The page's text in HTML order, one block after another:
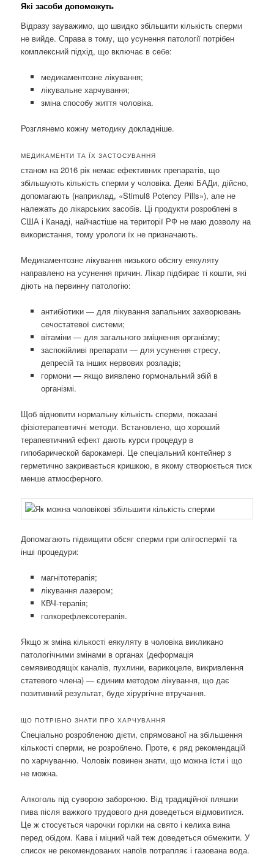
Які засоби допоможуть
Відразу зауважимо, що швидко збільшити кількість сперми
не вийде. Справа в тому, що усунення патології потрібен
комплексний підхід, що включає в себе:
медикаментозне лікування;
лікувальне харчування;
зміна способу життя чоловіка.
Розглянемо кожну методику докладніше.
МЕДИКАМЕНТИ ТА ЇХ ЗАСТОСУВАННЯ
станом на 2016 рік немає ефективних препаратів, що
збільшують кількість сперми у чоловіка. Деякі БАДи, дійсно,
допомагають (наприклад, «Stimul8 Potency Pills»), але не
належать до лікарських засобів. Ці продукти розроблені в
США і Канаді, найчастіше на території РФ не маю дозволу на
використання, тому урологи їх не призначають.
Медикаментозне лікування низького обсягу еякуляту
направлено на усунення причин. Лікар підбирає ті кошти, які
діють на первинну патологію:
антибіотики — для лікування запальних захворювань
сечостатевої системи;
вітаміни — для загального зміцнення організму;
заспокійливі препарати — для усунення стресу,
депресій та інших нервових розладів;
гормони — якщо виявлено гормональний збій в
організмі.
Щоб відновити нормальну кількість сперми, показані
фізіотерапевтичні методи. Встановлено, що хороший
терапевтичний ефект дають курси процедур в
гипобарической барокамері. Це спеціальний контейнер з
герметично закривається кришкою, в якому створюється тиск
менше атмосферного.
Допомагають підвищити обсяг сперми при олігоспермії та
інші процедури:
магнітотерапія;
лікування лазером;
КВЧ-терапія;
голкорефлексотерапія.
Якщо ж зміна кількості еякуляту в чоловіка викликано
патологічними змінами в органах (деформація
семявиводящіх каналів, пухлини, варикоцеле, викривлення
статевого члена) — єдиним методом лікування, що дає
позитивний результат, буде хірургічне втручання.
ЩО ПОТРІБНО ЗНАТИ ПРО ХАРЧУВАННЯ
Спеціально розробленою дієти, спрямованої на збільшення
кількості сперми, не розроблено. Проте, є ряд рекомендацій
по харчуванню. Чоловік повинен знати, що можна їсти і що
не можна.
Алкоголь під суворою забороною. Від традиційної пляшки
пива після важкого трудового дня доведеться відмовитися.
Це ж стосується чарочки горілки на свято і келиха вина
перед обідом. Кава і міцний чай теж доведеться обмежити. У
список не рекомендованих напоїв потрапляє і газована вода.